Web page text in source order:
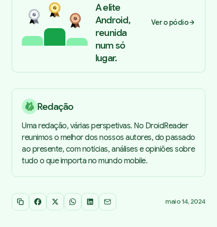
A elite
Android,
reunida
num só
lugar.
Ver o pódio
Redação
Uma redação, várias perspetivas. No DroidReader
reunimos o melhor dos nossos autores, do passado
ao presente, com notícias, análises e opiniões sobre
tudo o que importa no mundo mobile.
Copiar link
Facebook
X WhatsApp
LinkedInEmail maio 14, 2024